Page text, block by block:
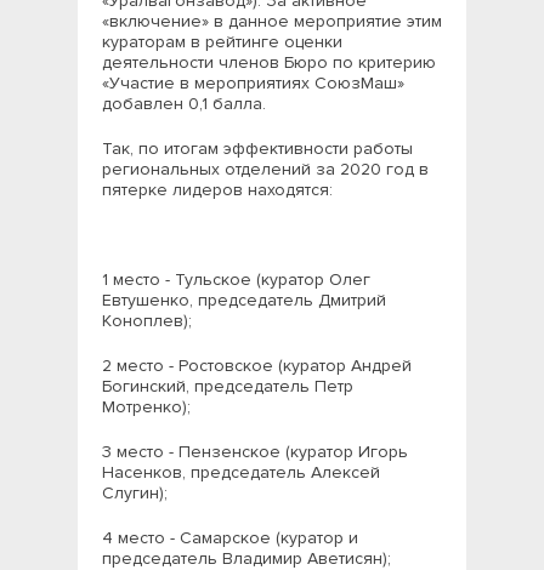
«включение» в данное мероприятие этим
кураторам в рейтинге оценки
деятельности членов Бюро по критерию
«Участие в мероприятиях СоюзМаш»
добавлен 0,1 балла.
Так, по итогам эффективности работы
региональных отделений за 2020 год в
пятерке лидеров находятся:
1 место - Тульское (куратор Олег
Евтушенко, председатель Дмитрий
Коноплев);
2 место - Ростовское (куратор Андрей
Богинский, председатель Петр
Мотренко);
3 место - Пензенское (куратор Игорь
Насенков, председатель Алексей
Слугин);
4 место - Самарское (куратор и
председатель Владимир Аветисян);